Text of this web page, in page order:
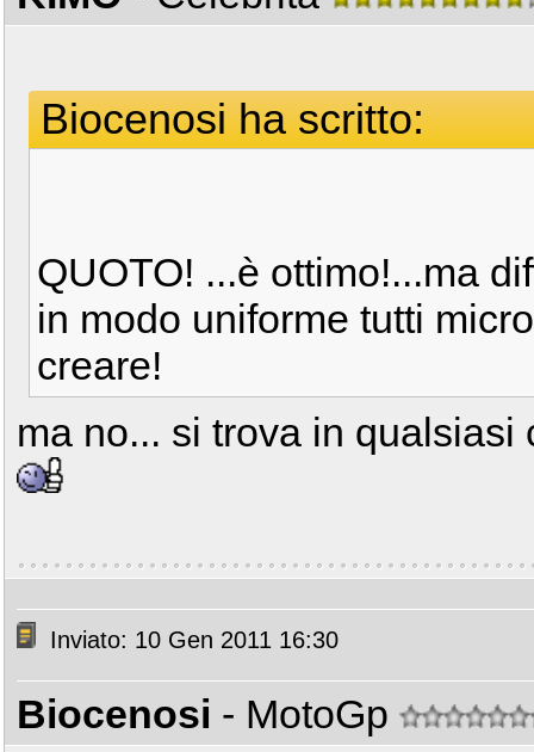
Biocenosi ha scritto:
QUOTO! ...è ottimo!...ma
in modo uniforme tutti
creare!
ma no... si trova in
Inviato: 10 Gen 2011 16:30
Biocenosi - MotoGp